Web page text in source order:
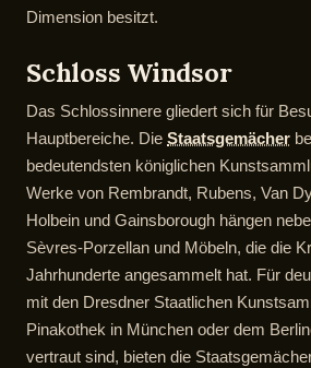
Dimension besitzt.
Schloss Windsor
Das Schlossinnere gliedert sich für
Hauptbereiche. Die Staatsgemächer
bedeutendsten königlichen
Werke von Rembrandt, Rubens, Van
Holbein und Gainsborough hängen
Sèvres-Porzellan und Möbeln, die die
Jahrhunderte angesammelt hat. Für
mit den Dresdner Staatlichen
Pinakothek in München oder dem
vertraut sind, bieten die